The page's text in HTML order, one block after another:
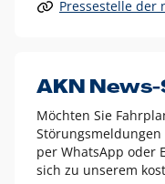
Alle anderen Logo-
Diese Ausnahmen sind
dem AKN Blau,
weißes Logo
schwarzes Logo
Pressestelle der
AKN
Möchten Sie
per WhatsApp oder
sich zu unserem